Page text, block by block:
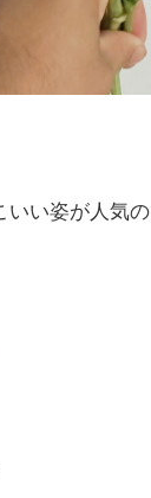
いい姿が人気の